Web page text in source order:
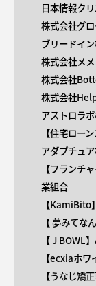
日本情報ク
株式会社グ
ブリードイ
株式会社メ
株式会社
株式会社
アストロラ
【住宅ロー
アダプチュ
【​フランチ
業組合
【KamiBito​
【 ​夢みてな
【 ​J BOWL
【​ecxiaホ
【​うなじ矯